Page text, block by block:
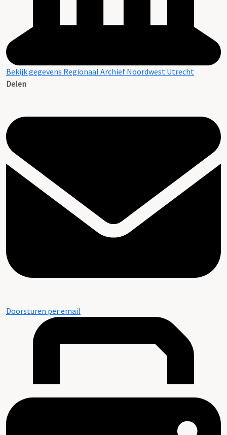
Bekijk gegevens Regionaal Archief Noordwest Utrecht
Delen
Doorsturen per email